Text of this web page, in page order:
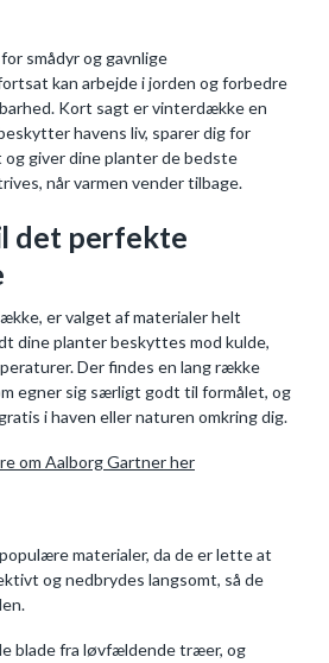
smådyr og gavnlige
kan arbejde i jorden og forbedre
Kort sagt er vinterdække en
havens liv, sparer dig for
giver dine planter de bedste
når varmen vender tilbage.
det perfekte
er valget af materialer helt
dine planter beskyttes mod kulde,
Der findes en lang række
egner sig særligt godt til formålet, og
i haven eller naturen omkring dig.
om Aalborg Gartner her
materialer, da de er lette at
og nedbrydes langsomt, så de
blade fra løvfældende træer, og